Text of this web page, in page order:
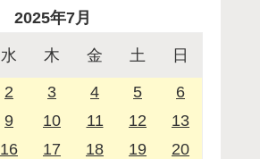
2025年7月
水 木 金 土 日
2 3 4 5
6
9 10 11 12
13
16 17 18 19
20